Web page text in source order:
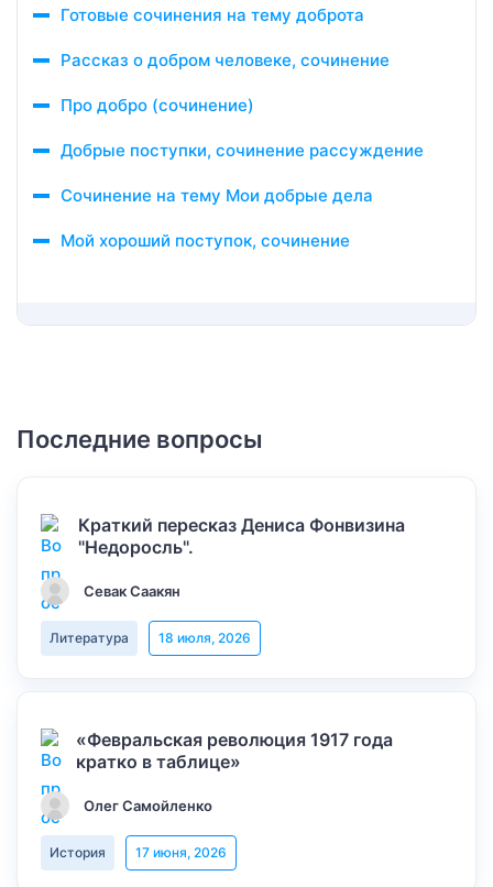
Готовые сочинения на тему доброта
Рассказ о добром человеке, сочинение
Про добро (сочинение)
Добрые поступки, сочинение рассуждение
Сочинение на тему Мои добрые дела
Мой хороший поступок, сочинение
Последние вопросы
Краткий пересказ Дениса Фонвизина
"Недоросль".
Севак Саакян
Литература 18 июля, 2026
«Февральская революция 1917 года
кратко в таблице»
Олег Самойленко
История 17 июня, 2026